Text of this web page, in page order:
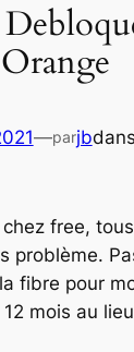
—parjbdans
chez free,
problème.
fibre pour
mois au